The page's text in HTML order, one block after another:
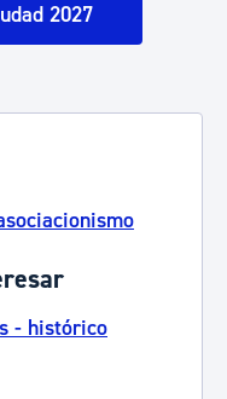
2027​
- histórico